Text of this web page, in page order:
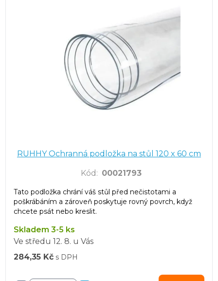
RUHHY Ochranná podložka na stůl 120 x 60 cm
Kód : 00021793
Tato podložka chrání váš stůl před nečistotami a
poškrábáním a zároveň poskytuje rovný povrch, když
chcete psát nebo kreslit.
Skladem 3-5 ks
Ve středu 12. 8. u Vás
284,35 Kč s DPH